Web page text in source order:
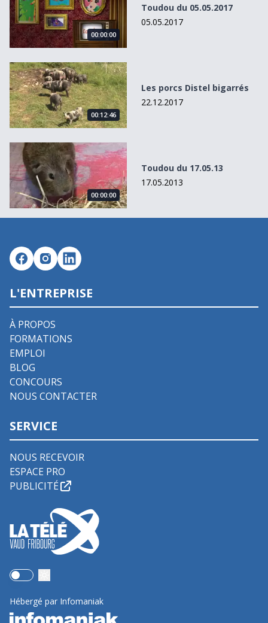
00:00:00
Toudou du 05.05.2017
05.05.2017
Les porcs Distel bigarrés
00:12:46
Les porcs Distel bigarrés
22.12.2017
Toudou du 17.05.13
00:00:00
Toudou du 17.05.13
17.05.2013
L'ENTREPRISE
À PROPOS
FORMATIONS
EMPLOI
BLOG
CONCOURS
NOUS CONTACTER
SERVICE
NOUS RECEVOIR
ESPACE PRO
PUBLICITÉ
Use setting
Hébergé par Infomaniak